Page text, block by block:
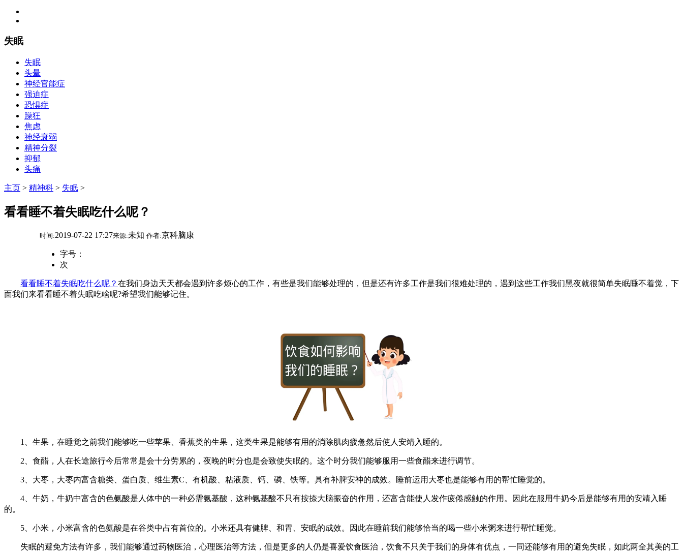
失眠
失眠
头晕
神经官能症
强迫症
恐惧症
躁狂
焦虑
神经衰弱
精神分裂
抑郁
头痛
主页 > 精神科 > 失眠 >
看看睡不着失眠吃什么呢？
时间:2019-07-22 17:27来源:未知 作者:京科脑康
字号：
次
看看睡不着失眠吃什么呢？ 在我们身边天天都会遇到许多烦心的工作，有些是我们能够处理的，但是还有许多工作是我们很难处理的，遇到这些工作我们黑夜就很简单失眠睡不着觉，下
面我们来看看睡不着失眠吃啥呢?希望我们能够记住。
1、生果，在睡觉之前我们能够吃一些苹果、香蕉类的生果，这类生果是能够有用的消除肌肉疲惫然后使人安靖入睡的。
2、食醋，人在长途旅行今后常常是会十分劳累的，夜晚的时分也是会致使失眠的。这个时分我们能够服用一些食醋来进行调节。
3、大枣，大枣内富含糖类、蛋白质、维生素C、有机酸、粘液质、钙、磷、铁等。具有补脾安神的成效。睡前运用大枣也是能够有用的帮忙睡觉的。
4、牛奶，牛奶中富含的色氨酸是人体中的一种必需氨基酸，这种氨基酸不只有按捺大脑振奋的作用，还富含能使人发作疲倦感触的作用。因此在服用牛奶今后是能够有用的安靖入睡
的。
5、小米，小米富含的色氨酸是在谷类中占有首位的。小米还具有健脾、和胃、安眠的成效。因此在睡前我们能够恰当的喝一些小米粥来进行帮忙睡觉。
失眠的避免方法有许多，我们能够通过药物医治，心理医治等方法，但是更多的人仍是喜爱饮食医治，饮食不只关于我们的身体有优点，一同还能够有用的避免失眠，如此两全其美的工